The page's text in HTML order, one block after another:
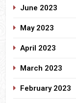
June 2023
May 2023
April 2023
March 2023
February 2023